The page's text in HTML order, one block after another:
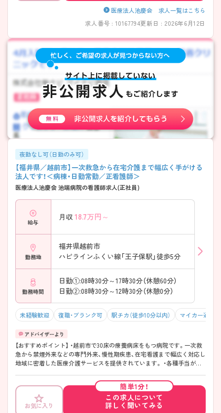
医療法人池慶会 求人一覧はこちら
求人番号 : 10167794更新日 : 2026年6月12日
夜勤なし可（日勤のみ可）
【福井県／越前市】一次救急から在宅介護まで幅広く手がける
法人です！＜病棟・日勤常勤／正看護師＞
医療法人池慶会 池端病院の看護師求人(正社員)
給与
月収 18.7万円～
勤務地
福井県越前市
ハピラインふくい線「王子保駅」徒歩5分
勤務時間
日勤①:08時30分～17時30分（休憩60分）
日勤②:08時30分～12時30分（休憩0分）
未経験歓迎 復職・ブランク可 駅チカ（徒歩10分以内） マイカー通勤
【おすすめポイント】 ・越前市で30床の療養病床をもつ病院です。一次救
急から禁煙外来などの専門外来、慢性期疾患、在宅看護まで幅広く対応し
地域に密着した医療介護サービスを提供されています。 ・各種手当が充
できます◎最寄駅のJR王子保駅からは徒歩5分とアクセスが良いのもポ
イントです◎ ・スタッフの方同士の仲は良く、長く働きやすい環境です！
・ご興味を持たれた方はお気軽にご相談ください◎より詳しくお伝えい
たします。
お気に入り
簡単1分！
この求人について
詳しく聞いてみる